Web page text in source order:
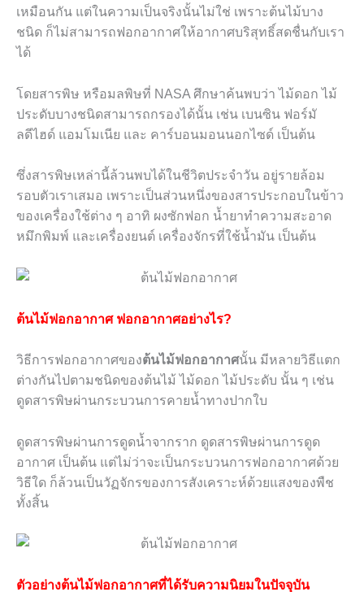
เหมือนกัน แต่ในความเป็นจริงนั้นไม่ใช่ เพราะต้นไม้บาง
ชนิด ก็ไม่สามารถฟอกอากาศให้อากาศบริสุทธิ์สดชื่นกับเรา
ได้
โดยสารพิษ หรือมลพิษที่ NASA ศึกษาค้นพบว่า ไม้ดอก ไม้
ประดับบางชนิดสามารถกรองได้นั้น เช่น เบนซิน ฟอร์มั
ลดีไฮด์ แอมโมเนีย และ คาร์บอนมอนนอกไซด์ เป็นต้น
ซึ่งสารพิษเหล่านี้ล้วนพบได้ในชีวิตประจำวัน อยู่รายล้อม
รอบตัวเราเสมอ เพราะเป็นส่วนหนึ่งของสารประกอบในข้าว
ของเครื่องใช้ต่าง ๆ อาทิ ผงซักฟอก น้ำยาทำความสะอาด
หมึกพิมพ์ และเครื่องยนต์ เครื่องจักรที่ใช้น้ำมัน เป็นต้น
ต้นไม้ฟอกอากาศ ฟอกอากาศอย่างไร?
วิธีการฟอกอากาศของต้นไม้ฟอกอากาศนั้น มีหลายวิธีแตก
ต่างกันไปตามชนิดของต้นไม้ ไม้ดอก ไม้ประดับ นั้น ๆ เช่น
ดูดสารพิษผ่านกระบวนการคายน้ำทางปากใบ
ดูดสารพิษผ่านการดูดน้ำจากราก ดูดสารพิษผ่านการดูด
อากาศ เป็นต้น แต่ไม่ว่าจะเป็นกระบวนการฟอกอากาศด้วย
วิธีใด ก็ล้วนเป็นวัฏจักรของการสังเคราะห์ด้วยแสงของพืช
ทั้งสิ้น
ตัวอย่างต้นไม้ฟอกอากาศที่ได้รับความนิยมในปัจจุบัน